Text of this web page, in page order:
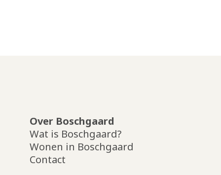
Over Boschgaard
Wat is Boschgaard?
Wonen in Boschgaard
Contact